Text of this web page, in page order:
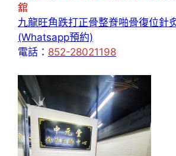
舘
九龍旺角跌打正骨整脊啪骨復位針
(Whatsapp預約)
電話： 852-28021198